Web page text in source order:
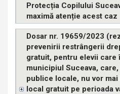
Protecția Copilului
maximă atenție acest caz
Dosar nr. 19659/2023
prevenirii restrângerii
gratuit, pentru elevii care
municipiul Suceava,
publice locale, nu vor
local gratuit pe perioada